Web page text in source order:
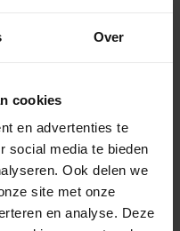
Over
cookies
en advertenties te
social media te bieden
Ook delen we
site met onze
en analyse. Deze
die Werkstatt vor. In der
montiert und gründlich
Zubehör wird der
an einen Bestimmungsort
wird. So stellen
vollständig ankommt.